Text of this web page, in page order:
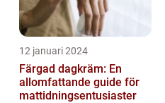
12 januari 2024
Färgad dagkräm: En
allomfattande guide för
mattidningsentusiaster